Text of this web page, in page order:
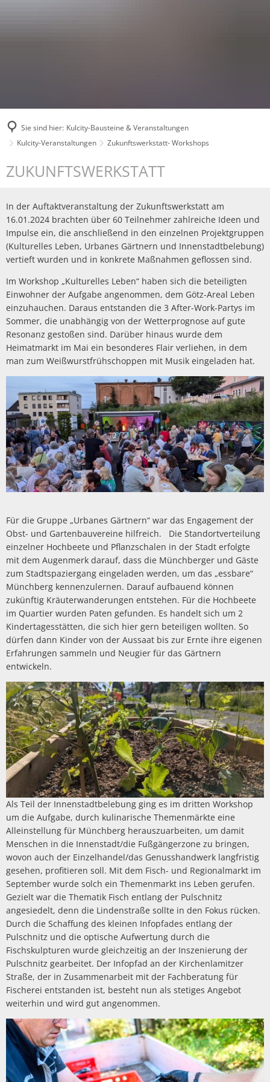
Sie sind hier: Kulcity-Bausteine & Veranstaltungen
Kulcity-Veranstaltungen
Zukunftswerkstatt- Workshops
Zukunftswerkstatt-
ZUKUNFTSWERKSTATT
In der Auftaktveranstaltung der Zukunftswerkstatt am
16.01.2024 brachten über 60 Teilnehmer zahlreiche Ideen und
Impulse ein, die anschließend in den einzelnen Projektgruppen
(Kulturelles Leben, Urbanes Gärtnern und Innenstadtbelebung)
vertieft wurden und in konkrete Maßnahmen geflossen sind.
Im Workshop „Kulturelles Leben“ haben sich die beteiligten
Einwohner der Aufgabe angenommen, dem Götz-Areal Leben
einzuhauchen. Daraus entstanden die 3 After-Work-Partys im
Sommer, die unabhängig von der Wetterprognose auf gute
Resonanz gestoßen sind. Darüber hinaus wurde dem
Heimatmarkt im Mai ein besonderes Flair verliehen, in dem
man zum Weißwurstfrühschoppen mit Musik eingeladen hat.
Für die Gruppe „Urbanes Gärtnern“ war das Engagement der
Obst- und Gartenbauvereine hilfreich. Die Standortverteilung
einzelner Hochbeete und Pflanzschalen in der Stadt erfolgte
mit dem Augenmerk darauf, dass die Münchberger und Gäste
zum Stadtspaziergang eingeladen werden, um das „essbare“
Münchberg kennenzulernen. Darauf aufbauend können
zukünftig Kräuterwanderungen entstehen. Für die Hochbeete
im Quartier wurden Paten gefunden. Es handelt sich um 2
Kindertagesstätten, die sich hier gern beteiligen wollten. So
dürfen dann Kinder von der Aussaat bis zur Ernte ihre eigenen
Erfahrungen sammeln und Neugier für das Gärtnern
entwickeln.
Als Teil der Innenstadtbelebung ging es im dritten Workshop
um die Aufgabe, durch kulinarische Themenmärkte eine
Alleinstellung für Münchberg herauszuarbeiten, um damit
Menschen in die Innenstadt/die Fußgängerzone zu bringen,
wovon auch der Einzelhandel/das Genusshandwerk langfristig
gesehen, profitieren soll. Mit dem Fisch- und Regionalmarkt im
September wurde solch ein Themenmarkt ins Leben gerufen.
Gezielt war die Thematik Fisch entlang der Pulschnitz
angesiedelt, denn die Lindenstraße sollte in den Fokus rücken.
Durch die Schaffung des kleinen Infopfades entlang der
Pulschnitz und die optische Aufwertung durch die
Fischskulpturen wurde gleichzeitig an der Inszenierung der
Pulschnitz gearbeitet. Der Infopfad an der Kirchenlamitzer
Straße, der in Zusammenarbeit mit der Fachberatung für
Fischerei entstanden ist, besteht nun als stetiges Angebot
weiterhin und wird gut angenommen.